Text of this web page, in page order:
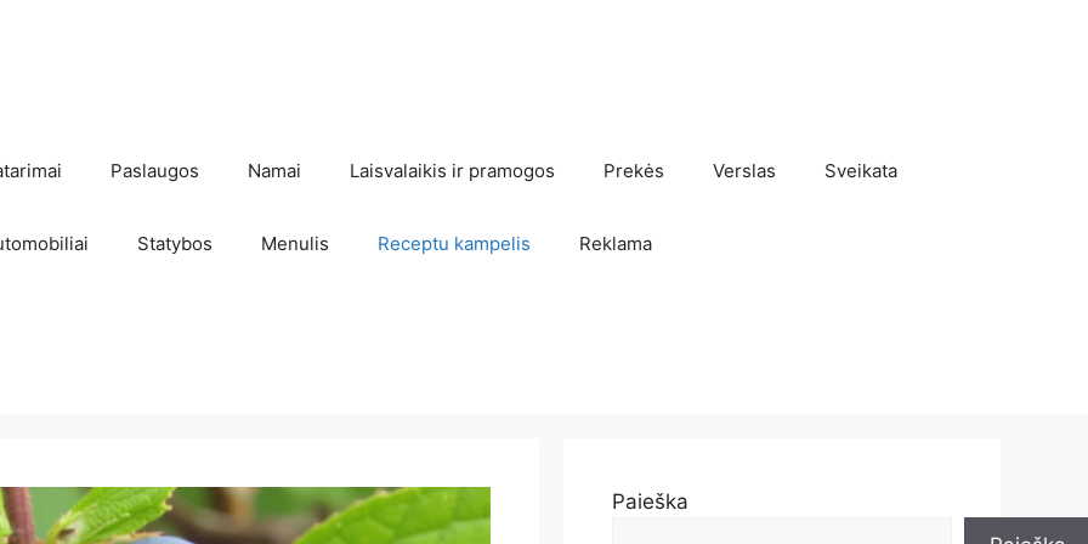
Paslaugos Namai Laisvalaikis ir pramogos Prekės Verslas Sveikata
Statybos Menulis Receptu kampelis Reklama
Paieška